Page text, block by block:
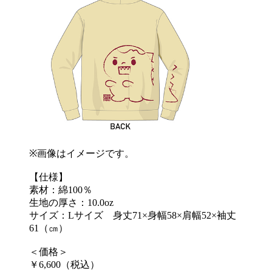
※画像はイメージです。
【仕様】
素材：綿100％
生地の厚さ：10.0oz
サイズ：Lサイズ 身丈71×身幅58×肩幅52×袖丈
61（㎝）
＜価格＞
￥6,600（税込）